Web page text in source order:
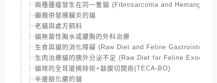
兩種腫瘤發生在同一隻貓 (Fibrosarcoma and
癲癇併發胰臟炎的貓
老貓與處方飼料
貓無菌性胸水或膿胸的外科治療
生食與貓的消化障礙 (Raw Diet and Feline
生肉治療貓的胰外分泌不足 (Raw Diet for Feline
貓咪的全耳道摘除術+鼓膜切開術(TECA-BO)
半邊臉化膿的貓